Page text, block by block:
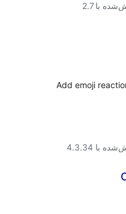
با 2.7
Add emoji
با 4.3.34